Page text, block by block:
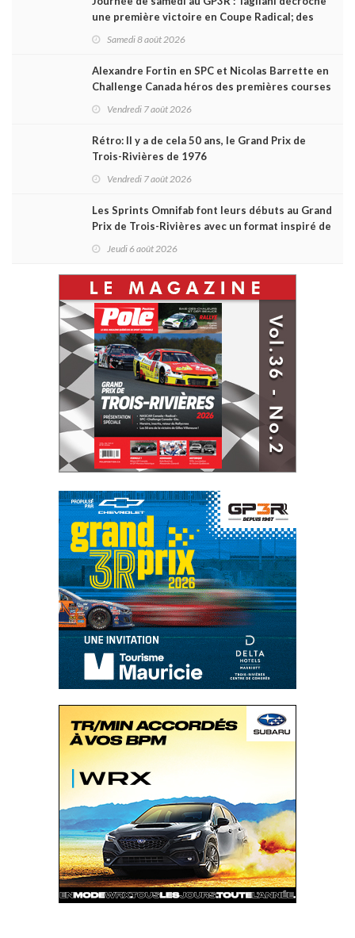
une première victoire en Coupe Radical; des
Samedi 8 août 2026
Alexandre Fortin en SPC et Nicolas Barrette en
Challenge Canada héros des premières courses
Vendredi 7 août 2026
Rétro: Il y a de cela 50 ans, le Grand Prix de
Trois-Rivières de 1976
Vendredi 7 août 2026
Les Sprints Omnifab font leurs débuts au Grand
Prix de Trois-Rivières avec un format inspiré de
Jeudi 6 août 2026